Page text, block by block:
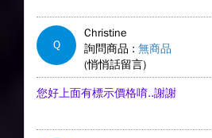
Q
Christine
詢問商品 : 無商品
(悄悄話留言)
您好上面有標示價格唷..謝謝